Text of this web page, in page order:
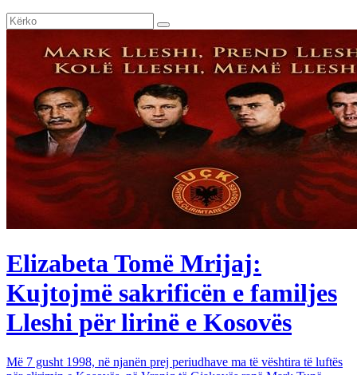
Elizabeta Tomë Mrijaj:
Kujtojmë sakrificën e familjes
Lleshi për lirinë e Kosovës
Më 7 gusht 1998, në njanën prej periudhave ma të vështira të luftës